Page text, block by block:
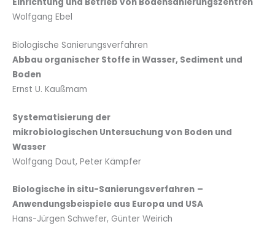
Wolfgang Ebel
Biologische Sanierungsverfahren
Abbau organischer Stoffe in Wasser, Sediment und
Boden
Ernst U. Kaußmam
Systematisierung der
mikrobiologischen Untersuchung von Boden und
Wasser
Wolfgang Daut, Peter Kämpfer
Biologische in situ-Sanierungsverfahren –
Anwendungsbeispiele aus Europa und USA
Hans-Jürgen Schwefer, Günter Weirich